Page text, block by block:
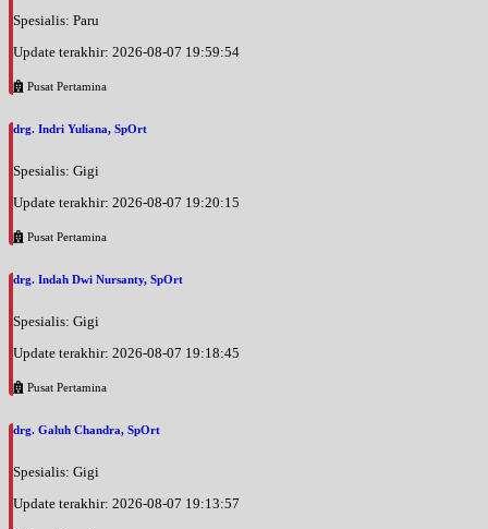
Spesialis: Paru
Update terakhir: 2026-08-07 19:59:54
Pusat Pertamina
drg. Indri Yuliana, SpOrt
Spesialis: Gigi
Update terakhir: 2026-08-07 19:20:15
Pusat Pertamina
drg. Indah Dwi Nursanty, SpOrt
Spesialis: Gigi
Update terakhir: 2026-08-07 19:18:45
Pusat Pertamina
drg. Galuh Chandra, SpOrt
Spesialis: Gigi
Update terakhir: 2026-08-07 19:13:57